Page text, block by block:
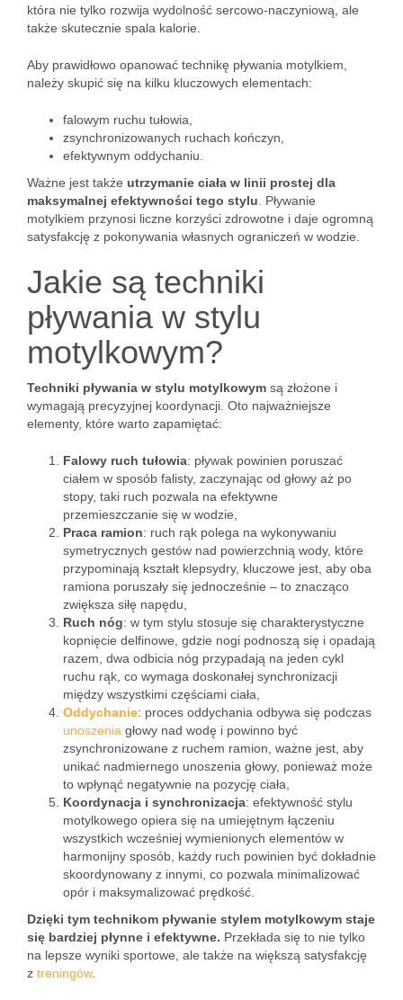
która nie tylko rozwija wydolność sercowo-naczyniową, ale
także skutecznie spala kalorie.
Aby prawidłowo opanować technikę pływania motylkiem,
należy skupić się na kilku kluczowych elementach:
falowym ruchu tułowia,
zsynchronizowanych ruchach kończyn,
efektywnym oddychaniu.
Ważne jest także utrzymanie ciała w linii prostej dla
maksymalnej efektywności tego stylu . Pływanie
motylkiem przynosi liczne korzyści zdrowotne i daje ogromną
satysfakcję z pokonywania własnych ograniczeń w wodzie.
Jakie są techniki
pływania w stylu
motylkowym?
Techniki pływania w stylu motylkowym są złożone i
wymagają precyzyjnej koordynacji. Oto najważniejsze
elementy, które warto zapamiętać:
Falowy ruch tułowia: pływak powinien poruszać
ciałem w sposób falisty, zaczynając od głowy aż po
stopy, taki ruch pozwala na efektywne
przemieszczanie się w wodzie,
Praca ramion: ruch rąk polega na wykonywaniu
symetrycznych gestów nad powierzchnią wody, które
przypominają kształt klepsydry, kluczowe jest, aby oba
ramiona poruszały się jednocześnie – to znacząco
zwiększa siłę napędu,
Ruch nóg: w tym stylu stosuje się charakterystyczne
kopnięcie delfinowe, gdzie nogi podnoszą się i opadają
razem, dwa odbicia nóg przypadają na jeden cykl
ruchu rąk, co wymaga doskonałej synchronizacji
między wszystkimi częściami ciała,
Oddychanie: proces oddychania odbywa się podczas
unoszenia głowy nad wodę i powinno być
zsynchronizowane z ruchem ramion, ważne jest, aby
unikać nadmiernego unoszenia głowy, ponieważ może
to wpłynąć negatywnie na pozycję ciała,
Koordynacja i synchronizacja: efektywność stylu
motylkowego opiera się na umiejętnym łączeniu
wszystkich wcześniej wymienionych elementów w
harmonijny sposób, każdy ruch powinien być dokładnie
skoordynowany z innymi, co pozwala minimalizować
opór i maksymalizować prędkość.
Dzięki tym technikom pływanie stylem motylkowym staje
się bardziej płynne i efektywne. Przekłada się to nie tylko
na lepsze wyniki sportowe, ale także na większą satysfakcję
z treningów.